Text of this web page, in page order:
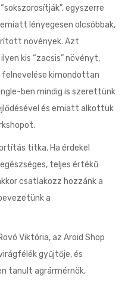
egyszerre
lényegesen olcsóbbak,
növények. Azt
kis “zacsis” növényt,
kimondottan
ben mindig is szerettünk
és emiatt alkottuk
titka. Ha érdekel
teljes értékű
csatlakozz hozzánk a
a
Viktória, az Aroid Shop
gyűjtője, és
tanult agrármérnök,